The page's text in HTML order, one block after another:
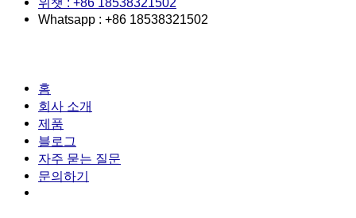
Whatsapp : +86 18538321502
홈
회사 소개
제품
블로그
자주 묻는 질문
문의하기